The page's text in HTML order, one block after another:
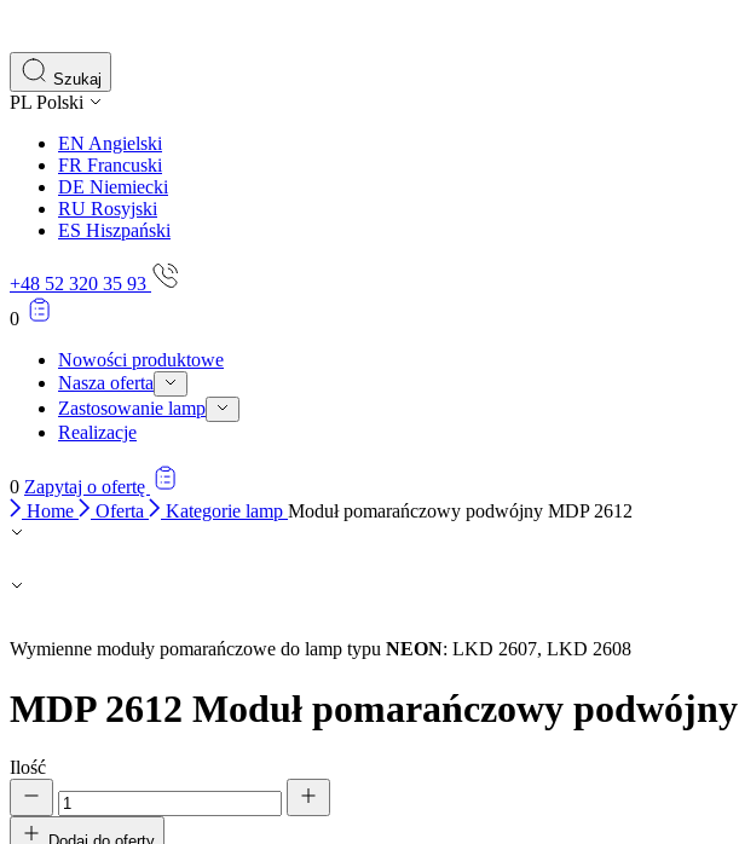
Szukaj
PL Polski
EN Angielski
FR Francuski
DE Niemiecki
RU Rosyjski
ES Hiszpański
+48 52 320 35 93
0
Nowości produktowe
Nasza oferta
Zastosowanie lamp
Realizacje
0 Zapytaj o ofertę
Home
Oferta Kategorie lamp Moduł pomarańczowy podwójny MDP 2612
Wymienne moduły pomarańczowe do lamp typu NEON: LKD 2607, LKD 2608
MDP 2612 Moduł pomarańczowy podwójny
Ilość